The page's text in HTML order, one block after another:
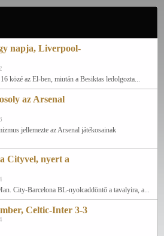
napja, Liverpool-
közé az El-ben, miután a Besiktas ledolgozta...
az Arsenal
jellemezte az Arsenal játékosainak
Cityvel, nyert a
City-Barcelona BL-nyolcaddöntő a tavalyira, a...
Celtic-Inter 3-3